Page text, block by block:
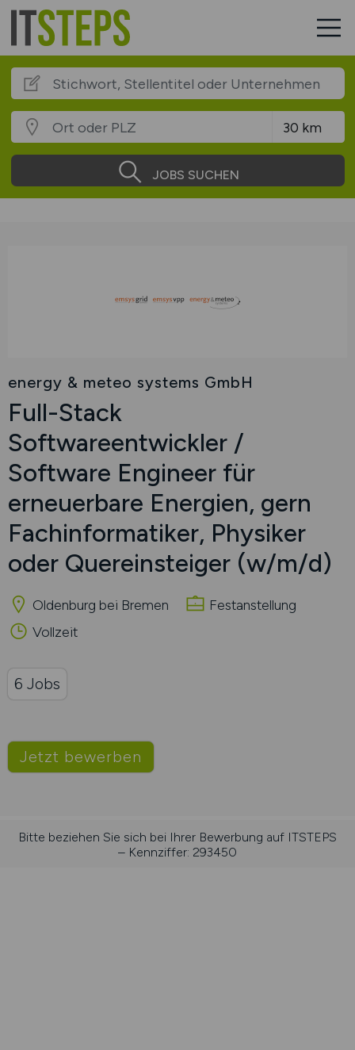
JOBS SUCHEN
energy & meteo systems GmbH
Full-Stack
Softwareentwickler /
Software Engineer für
erneuerbare Energien, gern
Fachinformatiker, Physiker
oder Quereinsteiger (w/m/d)
Oldenburg bei Bremen
Festanstellung
Vollzeit
Jetzt bewerben
6 Jobs
Bitte beziehen Sie sich bei Ihrer Bewerbung auf ITSTEPS
– Kennziffer: 293450